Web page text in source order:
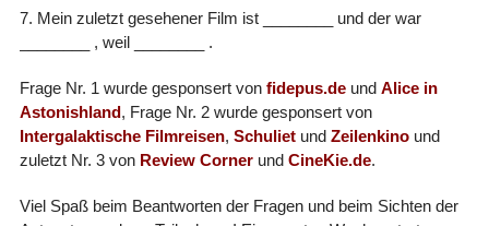
7. Mein zuletzt gesehener Film ist ________ und der war
________ , weil ________ .
Frage Nr. 1 wurde gesponsert von fidepus.deund Alice in
Astonishland, Frage Nr. 2 wurde gesponsert von
Intergalaktische Filmreisen, Schulietund Zeilenkinound
zuletzt Nr. 3 von Review Cornerund CineKie.de.
Viel Spaß beim Beantworten der Fragen und beim Sichten der